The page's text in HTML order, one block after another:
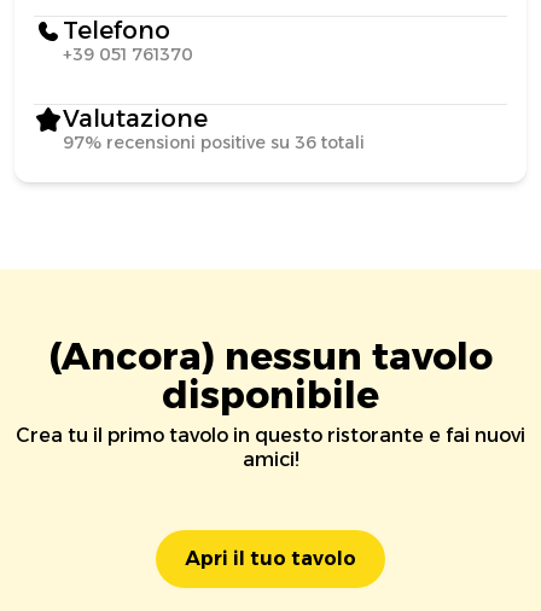
Telefono
+39 051 761370
Valutazione
97% recensioni positive su 36 totali
(Ancora) nessun tavolo
disponibile
Crea tu il primo tavolo in questo ristorante e fai nuovi
amici!
Apri il tuo tavolo